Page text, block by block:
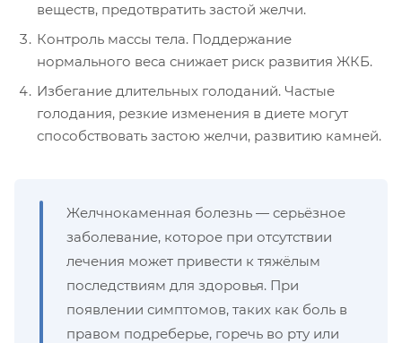
веществ, предотвратить застой желчи.
Контроль массы тела. Поддержание
нормального веса снижает риск развития ЖКБ.
Избегание длительных голоданий. Частые
голодания, резкие изменения в диете могут
способствовать застою желчи, развитию камней.
Желчнокаменная болезнь — серьёзное
заболевание, которое при отсутствии
лечения может привести к тяжёлым
последствиям для здоровья. При
появлении симптомов, таких как боль в
правом подреберье, горечь во рту или